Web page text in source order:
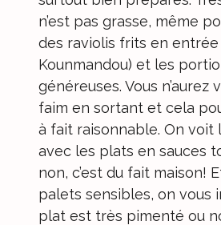
n’est pas grasse, même
des raviolis frits en entrée
Kounmandou) et les
généreuses. Vous n’aurez
faim en sortant et cela
à fait raisonnable. On voit
avec les plats en sauces
non, c’est du fait maison!
palets sensibles, on vous
plat est très pimenté ou